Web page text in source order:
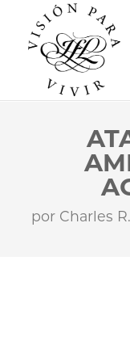
por Charles